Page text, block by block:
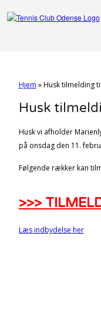
Hjem »Husk tilmelding
Husk
Husk vi afholder
på onsdag den 11.
Følgende rækker kan
>>>
Læs indbydelse her